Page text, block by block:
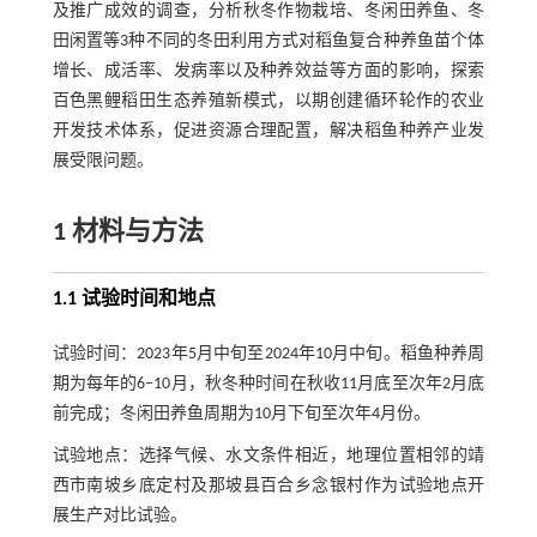
及推广成效的调查，分析秋冬作物栽培、冬闲田养鱼、冬
田闲置等3种不同的冬田利用方式对稻鱼复合种养鱼苗个体
增长、成活率、发病率以及种养效益等方面的影响，探索
百色黑鲤稻田生态养殖新模式，以期创建循环轮作的农业
开发技术体系，促进资源合理配置，解决稻鱼种养产业发
展受限问题。
1 材料与方法
1.1 试验时间和地点
试验时间：2023年5月中旬至2024年10月中旬。稻鱼种养周
期为每年的6‒10月，秋冬种时间在秋收11月底至次年2月底
前完成；冬闲田养鱼周期为10月下旬至次年4月份。
试验地点：选择气候、水文条件相近，地理位置相邻的靖
西市南坡乡底定村及那坡县百合乡念银村作为试验地点开
展生产对比试验。